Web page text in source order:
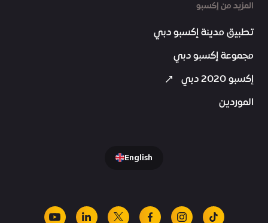
المزيد من إكسبو
تطبيق مدينة إكسبو دبي
مجموعة إكسبو دبي
إكسبو 2020 دبي
الموردين
English